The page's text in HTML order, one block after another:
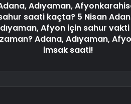
Adıyaman,
saati kaçta? 5 Nisan
Afyon için sahur
zaman? Adana, Adıyaman,
imsak saati!